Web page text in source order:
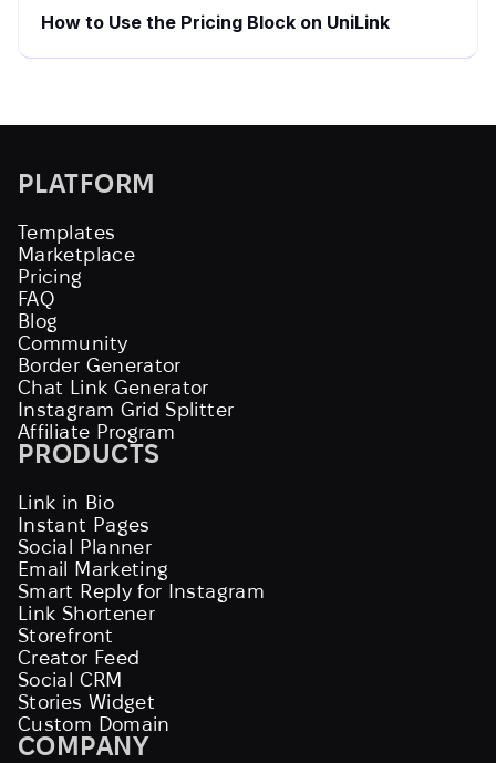
How to Use the Pricing Block on UniLink
PLATFORM
Templates
Marketplace
Pricing
FAQ
Blog
Community
Border Generator
Chat Link Generator
Instagram Grid Splitter
Affiliate Program
PRODUCTS
Link in Bio
Instant Pages
Social Planner
Email Marketing
Smart Reply for Instagram
Link Shortener
Storefront
Creator Feed
Social CRM
Stories Widget
Custom Domain
COMPANY